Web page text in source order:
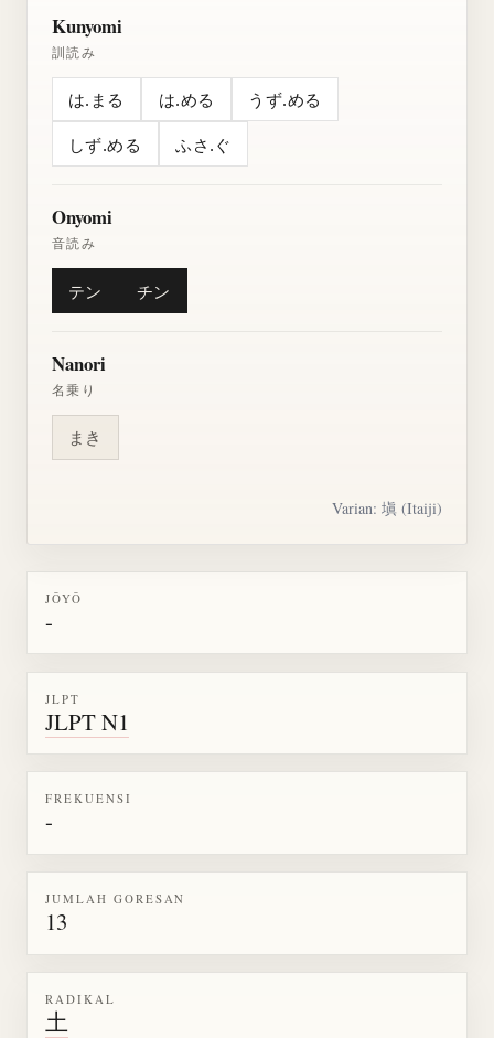
Kunyomi
訓読み
は.まる は.める うず.める
しず.める ふさ.ぐ
Onyomi
音読み
テン チン
Nanori
名乗り
まき
Varian:塡 (Itaiji)
JŌYŌ
-
JLPT
JLPT N1
FREKUENSI
-
JUMLAH GORESAN
13
RADIKAL
土